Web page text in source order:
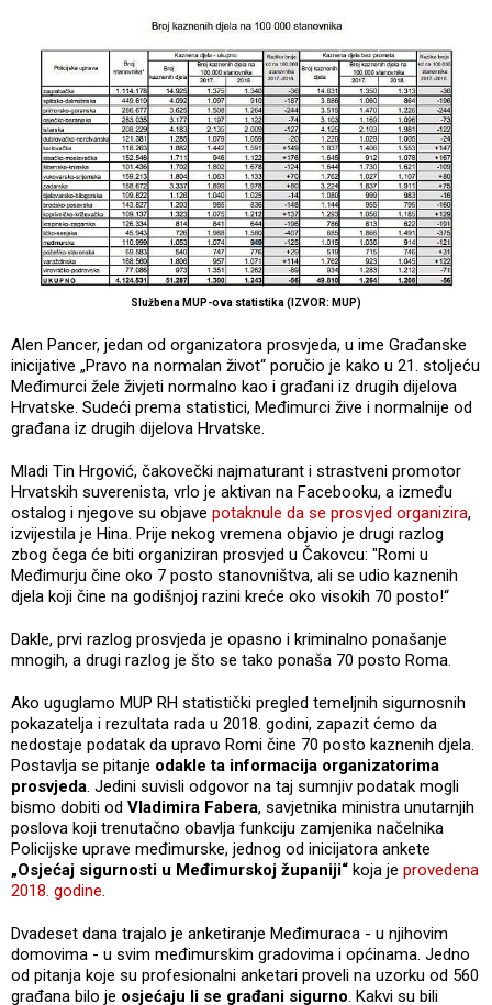
Službena MUP-ova statistika (IZVOR: MUP)
Alen Pancer, jedan od organizatora prosvjeda, u ime Građanske
inicijative „Pravo na normalan život“ poručio je kako u 21. stoljeću
Međimurci žele živjeti normalno kao i građani iz drugih dijelova
Hrvatske. Sudeći prema statistici, Međimurci žive i normalnije od
građana iz drugih dijelova Hrvatske.
Mladi Tin Hrgović, čakovečki najmaturant i strastveni promotor
Hrvatskih suverenista, vrlo je aktivan na Facebooku, a između
ostalog i njegove su objave potaknule da se prosvjed organizira,
izvijestila je Hina. Prije nekog vremena objavio je drugi razlog
zbog čega će biti organiziran prosvjed u Čakovcu: "Romi u
Međimurju čine oko 7 posto stanovništva, ali se udio kaznenih
djela koji čine na godišnjoj razini kreće oko visokih 70 posto!“
Dakle, prvi razlog prosvjeda je opasno i kriminalno ponašanje
mnogih, a drugi razlog je što se tako ponaša 70 posto Roma.
Ako uguglamo MUP RH statistički pregled temeljnih sigurnosnih
pokazatelja i rezultata rada u 2018. godini, zapazit ćemo da
nedostaje podatak da upravo Romi čine 70 posto kaznenih djela.
Postavlja se pitanje odakle ta informacija organizatorima
prosvjeda. Jedini suvisli odgovor na taj sumnjiv podatak mogli
bismo dobiti od Vladimira Fabera, savjetnika ministra unutarnjih
poslova koji trenutačno obavlja funkciju zamjenika načelnika
Policijske uprave međimurske, jednog od inicijatora ankete
„Osjećaj sigurnosti u Međimurskoj županiji“ koja je provedena
2018. godine.
Dvadeset dana trajalo je anketiranje Međimuraca - u njihovim
domovima - u svim međimurskim gradovima i općinama. Jedno
od pitanja koje su profesionalni anketari proveli na uzorku od 560
građana bilo je osjećaju li se građani sigurno. Kakvi su bili